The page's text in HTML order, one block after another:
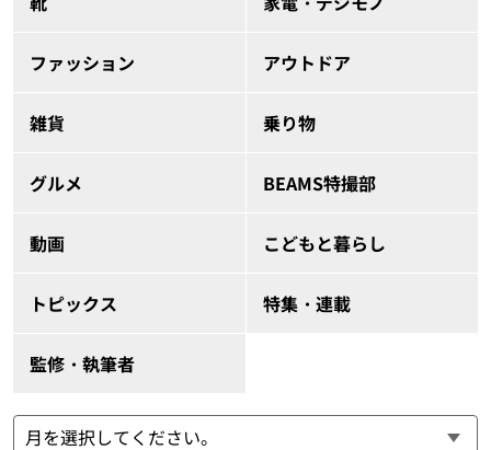
ファッション アウトドア
雑貨 乗り物
グルメ BEAMS特撮部
動画 こどもと暮らし
トピックス 特集・連載
監修・執筆者